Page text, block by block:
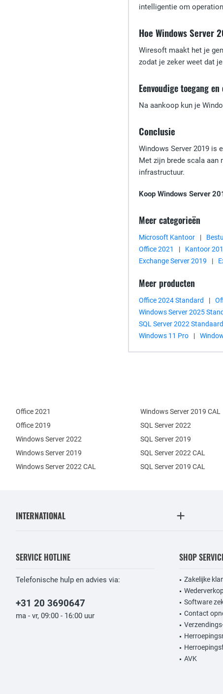
intelligentie om
Hoe Windows Server
Wiresoft maakt het je
zodat je zeker weet dat
Eenvoudige toegang
Na aankoop kun je
Conclusie
Windows Server 2019 is
Met zijn brede scala aan
infrastructuur.
Koop Windows Server
Meer categorieën
Microsoft Kantoor |
Office 2021
| Kantoor
Exchange Server 2019
|
Meer producten
Office 2024 Standard |
Windows Server 2025
SQL Server 2022 Standaard
Windows 11 Pro
|
Office 2021
Office 2019
Windows Server 2022
Windows Server 2019
SQL Server 2022
SQL Server 2019
Windows Server 2022 CAL
Windows Server 2019 CAL
SQL Server 2022 CAL
SQL Server 2019 CAL
INTERNATIONAL
SERVICE HOTLINE
Telefonische hulp en advies via:
+31 20 3690647
ma - vr, 09:00 - 16:00 uur
SHOP
Zakelijke
Software
Contact
AVK